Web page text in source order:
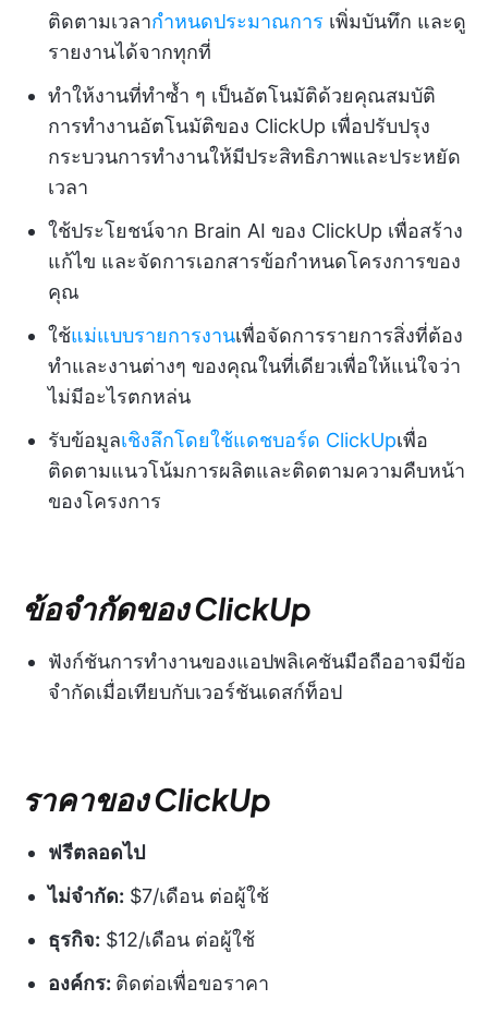
ติดตามเวลากำหนดประมาณการ เพิ่มบันทึก และดู
รายงานได้จากทุกที่
ทำให้งานที่ทำซ้ำ ๆ เป็นอัตโนมัติด้วยคุณสมบัติ
การทำงานอัตโนมัติของ ClickUp เพื่อปรับปรุง
กระบวนการทำงานให้มีประสิทธิภาพและประหยัด
เวลา
ใช้ประโยชน์จาก Brain AI ของ ClickUp เพื่อสร้าง
แก้ไข และจัดการเอกสารข้อกำหนดโครงการของ
คุณ
ใช้แม่แบบรายการงานเพื่อจัดการรายการสิ่งที่ต้อง
ทำและงานต่างๆ ของคุณในที่เดียวเพื่อให้แน่ใจว่า
ไม่มีอะไรตกหล่น
รับข้อมูลเชิงลึกโดยใช้แดชบอร์ด ClickUpเพื่อ
ติดตามแนวโน้มการผลิตและติดตามความคืบหน้า
ของโครงการ
ข้อจำกัดของ ClickUp
ฟังก์ชันการทำงานของแอปพลิเคชันมือถืออาจมีข้อ
จำกัดเมื่อเทียบกับเวอร์ชันเดสก์ท็อป
ราคาของ ClickUp
ฟรีตลอดไป
ไม่จำกัด: $7/เดือน ต่อผู้ใช้
ธุรกิจ: $12/เดือน ต่อผู้ใช้
องค์กร: ติดต่อเพื่อขอราคา